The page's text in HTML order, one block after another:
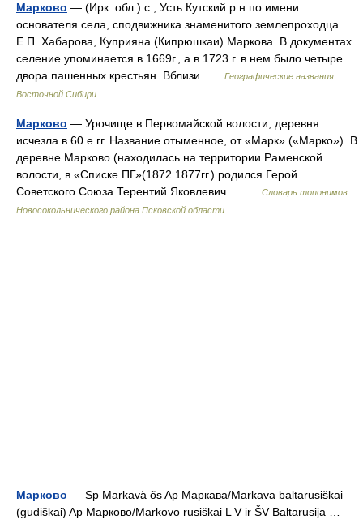
Марково — (Ирк. обл.) с., Усть Кутский р н по имени
основателя села, сподвижника знаменитого землепроходца
Е.П. Хабарова, Куприяна (Кипрюшкаи) Маркова. В документах
селение упоминается в 1669г., а в 1723 г. в нем было четыре
двора пашенных крестьян. Вблизи …
Географические названия
Восточной Сибири
Марково — Урочище в Первомайской волости, деревня
исчезла в 60 е гг. Название отыменное, от «Марк» («Марко»). В
деревне Марково (находилась на территории Раменской
волости, в «Списке ПГ»(1872 1877гг.) родился Герой
Советского Союза Терентий Яковлевич… …
Словарь топонимов
Новосокольнического района Псковской области
Марково — Sp Markavà õs Ap Маркава/Markava baltarusiškai
(gudiškai) Ap Марково/Markovo rusiškai L V ir ŠV Baltarusija …